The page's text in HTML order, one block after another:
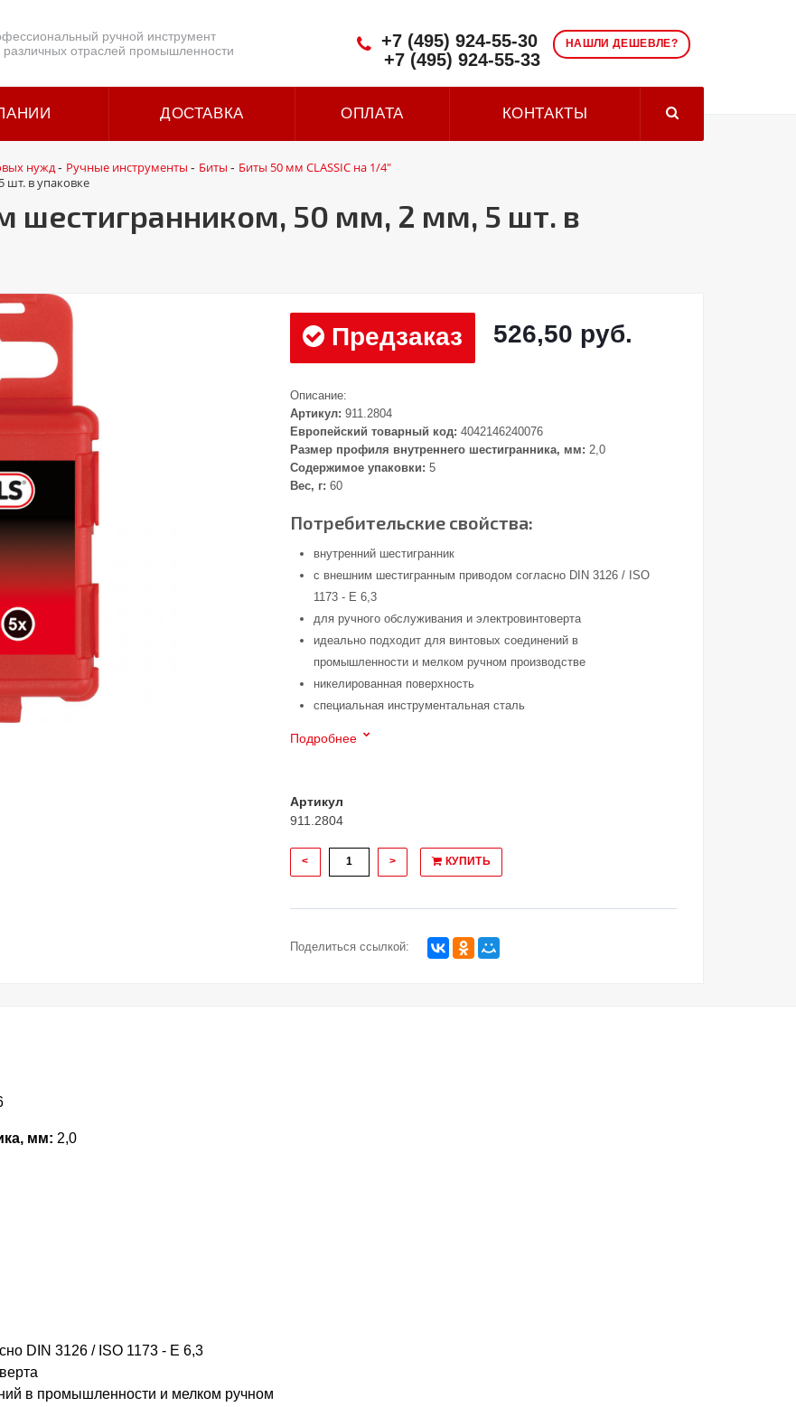
ручной инструмент
различных отраслей промышленности
НАШЛИ ДЕШЕВЛЕ?
+7 (495) 924-55-30
+7 (495) 924-55-33
ДОСТАВКА ОПЛАТА КОНТАКТЫ
нужд- Ручные инструменты - Биты - Биты 50 мм CLASSIC на 1/4"
шт. в упаковке
шестигранником, 50 мм, 2 мм, 5 шт. в
Предзаказ 526,50 руб.
Описание:
Артикул: 911.2804
Европейский товарный код: 4042146240076
Размер профиля внутреннего шестигранника, мм: 2,0
Содержимое упаковки: 5
Вес, г: 60
Потребительские свойства:
внутренний шестигранник
с внешним шестигранным приводом согласно DIN 3126 / ISO
1173 - E 6,3
для ручного обслуживания и электровинтоверта
идеально подходит для винтовых соединений в
промышленности и мелком ручном производстве
никелированная поверхность
специальная инструментальная сталь
Подробнее
Артикул
911.2804
< > КУПИТЬ
Поделиться ссылкой:
мм: 2,0
DIN 3126 / ISO 1173 - E 6,3
в промышленности и мелком ручном